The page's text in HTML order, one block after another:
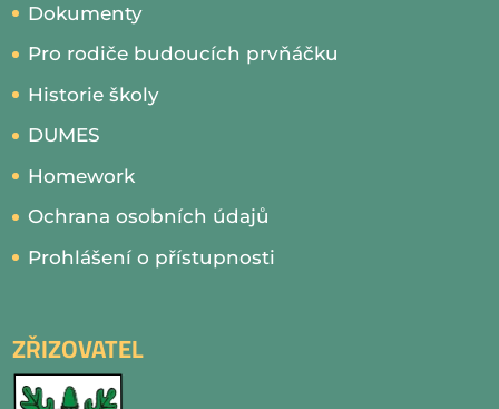
Dokumenty
Pro rodiče budoucích prvňáčku
Historie školy
DUMES
Homework
Ochrana osobních údajů
Prohlášení o přístupnosti
ZŘIZOVATEL